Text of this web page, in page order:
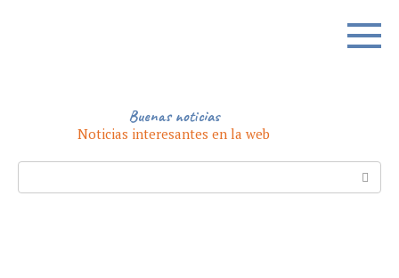
Buenas noticias
Noticias interesantes en la web